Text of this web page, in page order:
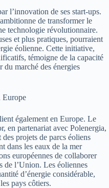
l’innovation de ses start-ups.
de transformer le
technologie révolutionnaire.
et plus pratiques, pourraient
éolienne. Cette initiative,
témoigne de la capacité
du marché des énergies
Europe
également en Europe. Le
en partenariat avec Polenergia,
projets de parcs éoliens
dans les eaux de la mer
européennes de collaborer
de l’Union. Les éoliennes
d’énergie considérable,
pays côtiers.